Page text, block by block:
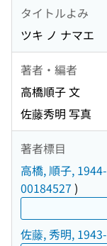
タイトルよみ
ツキ ノ ナマエ
著者・編者
高橋順子 文
佐藤秀明 写真
著者標目
高橋, 順子, 1944-
00184527 )
佐藤, 秀明, 1943-